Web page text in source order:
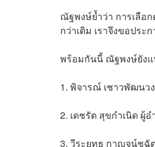
ณัฐพงษ์ย้ำว่า การเลือ
กว่าเดิม เราจึงขอประ
พร้อมกันนี้ ณัฐพงษ์ยังแ
1. พิจารณ์ เชาวพัฒนว
2. เดชรัต สุขกำเนิด ผู้
3. วีระยุทธ กาญจน์ชูฉั